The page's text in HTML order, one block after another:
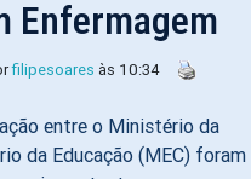
Enfermagem
filipesoares às 10:34
entre o Ministério da
da Educação (MEC) foram